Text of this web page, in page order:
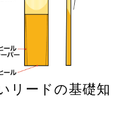
リードの基礎知